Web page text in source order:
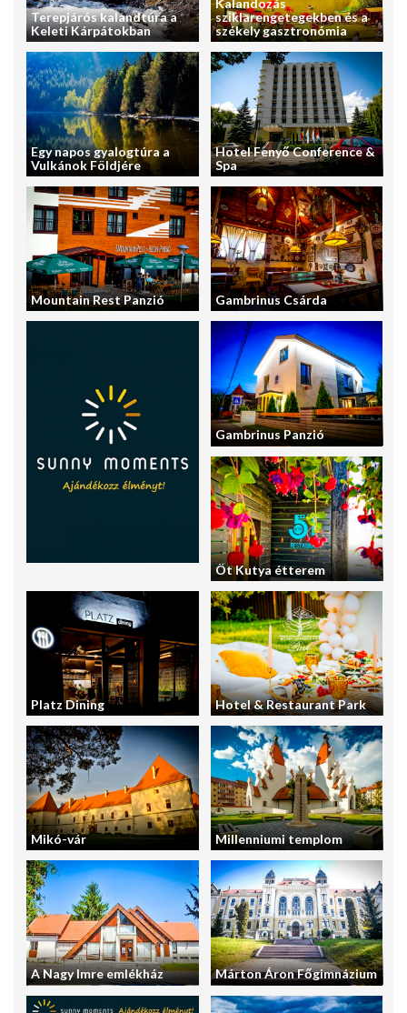
Terepjárós kalandtúra a
Keleti Kárpátokban
sziklarengetegekben és a
székely gasztronómia
Egy napos gyalogtúra a
Vulkánok Földjére
Hotel Fenyő Conference &
Spa
Mountain Rest Panzió Gambrinus Csárda
Gambrinus Panzió
Öt Kutya étterem
Platz Dining Hotel & Restaurant Park
Mikó-vár Millenniumi templom
A Nagy Imre emlékház Márton Áron Főgimnázium